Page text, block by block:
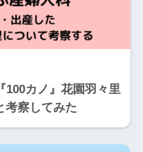
100カノ』花園羽々里
考察してみた